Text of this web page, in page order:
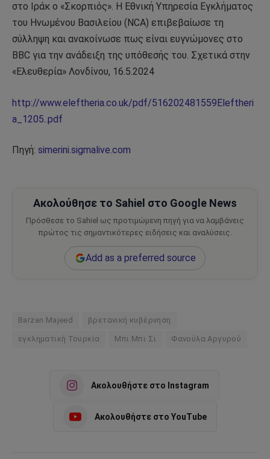
στο Ιράκ ο «Σκορπιός». Η Εθνική Υπηρεσία Εγκλήματος
του Ηνωμένου Βασιλείου (NCA) επιβεβαίωσε τη
σύλληψη και ανακοίνωσε πως είναι ευγνώμονες στο
BBC για την ανάδειξη της υπόθεσής του. Σχετικά στην
«Ελευθερία» Λονδίνου, 16.5.2024
http://www.eleftheria.co.uk/pdf/516202481559Eleftheri
a_1205..pdf
Πηγή: simerini.sigmalive.com
Ακολούθησε το Sahiel στο Google News
Πρόσθεσε το Sahiel ως προτιμώμενη πηγή για να λαμβάνεις
πρώτος τις σημαντικότερες ειδήσεις και αναλύσεις.
Add as a preferred source
Barzan Majeed βρετανική κυβέρνηση
εγκληματική Τουρκία Μπι Μπι Σι Φανούλα Αργυρού
Ακολουθήστε στο Instagram
Ακολουθήστε στο YouTube